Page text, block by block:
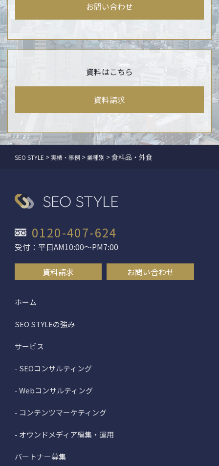
お問い合わせ
資料はこちら
資料請求
SEO STYLE > 実績・事例 >業種別 >食料品・外食
0120-407-624
受付：平日AM10:00〜PM7:00
資料請求 お問い合わせ
ホーム
SEO STYLEの強み
サービス
- SEOコンサルティング
- Webコンサルティング
- コンテンツマーケティング
- オウンドメディア編集・運用
パートナー募集